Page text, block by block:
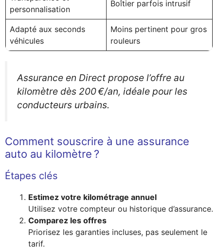
personnalisation
Boîtier parfois intrusif
Adapté aux seconds
véhicules
Moins pertinent pour gros
rouleurs
Assurance en Direct propose l’offre au
kilomètre dès 200 €/an, idéale pour les
conducteurs urbains.
Comment souscrire à une assurance
auto au kilomètre ?
Étapes clés
Estimez votre kilométrage annuel
Utilisez votre compteur ou historique d’assurance.
Comparez les offres
Priorisez les garanties incluses, pas seulement le
tarif.